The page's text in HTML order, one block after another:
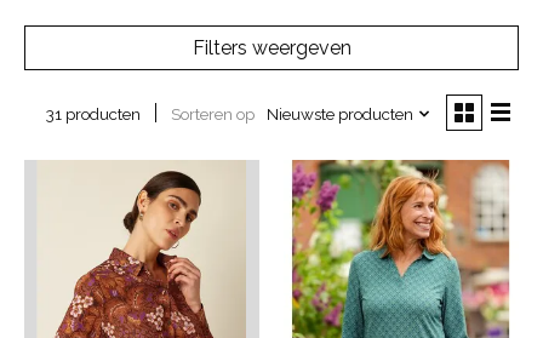
Filters weergeven
31 producten Sorteren op Nieuwste producten